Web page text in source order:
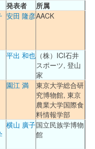
発表者
所属
安田 隆彦AACK
平出 和也 （株）ICI石井
スポーツ, 登山
家
園江 満
東京大学総合研
究博物館, 東京
農業大学国際食
料情報学部
横山 廣子国立民族学博物
館